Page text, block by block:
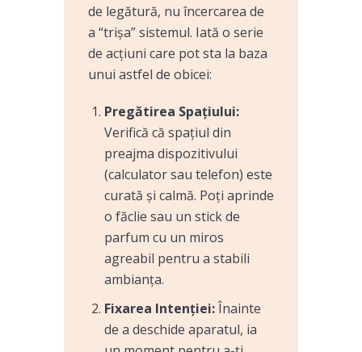
de legătură, nu încercarea de
a “trișa” sistemul. Iată o serie
de acțiuni care pot sta la baza
unui astfel de obicei:
Pregătirea Spațiului:
Verifică că spațiul din
preajma dispozitivului
(calculator sau telefon) este
curată și calmă. Poți aprinde
o făclie sau un stick de
parfum cu un miros
agreabil pentru a stabili
ambianța.
Fixarea Intenției:Înainte
de a deschide aparatul, ia